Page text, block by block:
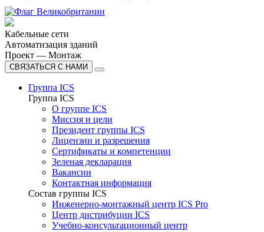
Кабельные сети
Автоматизация зданий
Проект — Монтаж
СВЯЗАТЬСЯ С НАМИ
Группа ICS
Группа ICS
О группе ICS
Миссия и цели
Президент группы ICS
Лицензии и разрешения
Сертификаты и компетенции
Зеленая декларация
Вакансии
Контактная информация
Состав группы ICS
Инженерно-монтажный центр ICS Pro
Центр дистрибуции ICS
Учебно-консультационный центр